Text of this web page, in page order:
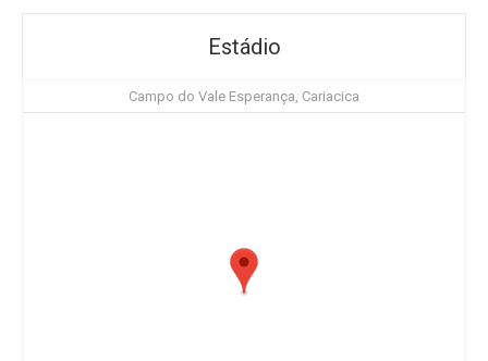
Estádio
Campo do Vale Esperança, Cariacica